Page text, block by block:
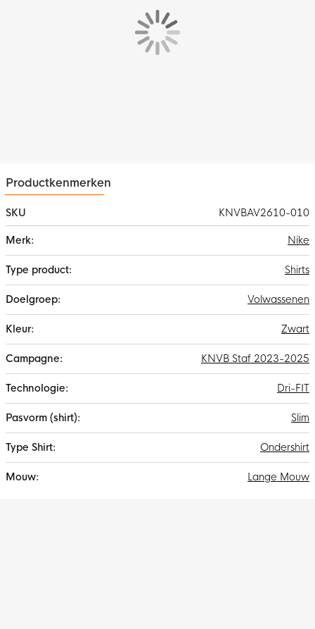
. Dit materiaal is voorzien van de Nike Dri-FIT
technologie, wat ervoor zorgt dat zweet wordt afgevoerd naar
de bovenste laag van het ondershirt. Hierdoor blijf je altijd
Productkenmerken
SKU
KNVBAV2610-010
informatie
Nike
Shirts
Volwassenen
Zwart
KNVB Staf 2023-2025
Dri-FIT
Slim
Ondershirt
Lange Mouw